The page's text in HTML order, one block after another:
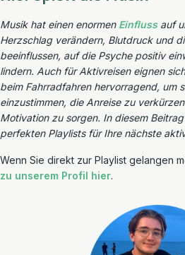
Musik hat einen enormen Einfluss auf
Herzschlag verändern, Blutdruck und
beeinflussen, auf die Psyche positiv
lindern. Auch für Aktivreisen eignen
beim Fahrradfahren hervorragend, um
einzustimmen, die Anreise zu
Motivation zu sorgen. In diesem
perfekten Playlists für Ihre nächste
Wenn Sie direkt zur Playlist gelangen
zu unserem Profil hier.